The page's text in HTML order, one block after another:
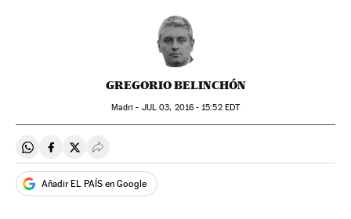
GREGORIO BELINCHÓN
Madri - JUL 03, 2016 - 15:52EDT
Compartir en Whatsapp
Compartir en Facebook
Compartir en Twitter
Desplegar Redes Sociales
Añadir EL PAÍS en Google